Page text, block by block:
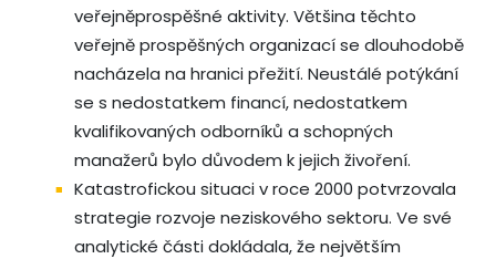
veřejněprospěšné aktivity. Většina těchto
veřejně prospěšných organizací se dlouhodobě
nacházela na hranici přežití. Neustálé potýkání
se s nedostatkem financí, nedostatkem
kvalifikovaných odborníků a schopných
manažerů bylo důvodem k jejich živoření.
Katastrofickou situaci v roce 2000 potvrzovala
strategie rozvoje neziskového sektoru. Ve své
analytické části dokládala, že největším